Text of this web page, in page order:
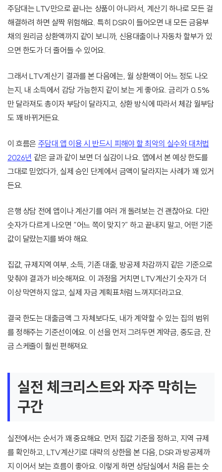
주담대는 LTV만으로 끝나는 상품이 아니라서, 계산기 하나로 모든 걸
해결하려 하면 살짝 위험해요. 특히 DSR이 들어오면 내 모든 금융부
채의 원리금 상환액까지 같이 보니까, 신용대출이나 자동차 할부가 있
으면 한도가 더 줄어들 수 있어요.
그래서 LTV계산기 결과를 본 다음에는, 월 상환액이 어느 정도 나오
는지, 내 소득에서 감당 가능한지 같이 보는 게 좋아요. 금리가 0.5%
만 달라져도 총이자 부담이 달라지고, 상환 방식에 따라서 체감 월부담
도 꽤 바뀌거든요.
이 흐름은 주담대 앱 이용 시 반드시 피해야 할 최악의 실수와 대처법
2026년 같은 글과 같이 보면 더 실감이 나요. 앱에서 본 예상 한도를
그대로 믿었다가, 실제 승인 단계에서 금액이 달라지는 사례가 꽤 있거
든요.
은행 상담 전에 앱이나 계산기를 여러 개 돌려보는 건 괜찮아요. 다만
숫자가 다르게 나오면 “어느 쪽이 맞지?” 하고 끝내지 말고, 어떤 기준
값이 달랐는지를 봐야 해요.
집값, 규제지역 여부, 소득, 기존 대출, 방공제 차감까지 같은 기준으로
맞춰야 결과가 비슷해져요. 이 과정을 거치면 LTV계산기 숫자가 더
이상 막연하지 않고, 실제 자금 계획표처럼 느껴지더라고요.
결국 한도는 대출금액 그 자체보다도, 내가 계약할 수 있는 집의 범위
를 정해주는 기준선이에요. 이 선을 먼저 그려두면 계약금, 중도금, 잔
금 스케줄이 훨씬 편해져요.
실전 체크리스트와 자주 막히는
구간
실전에서는 순서가 꽤 중요해요. 먼저 집값 기준을 정하고, 지역 규제
를 확인하고, LTV계산기로 대략의 상한을 본 다음, DSR과 방공제까
지 이어서 보는 흐름이 좋아요. 이렇게 하면 상담실에서 처음 듣는 숫